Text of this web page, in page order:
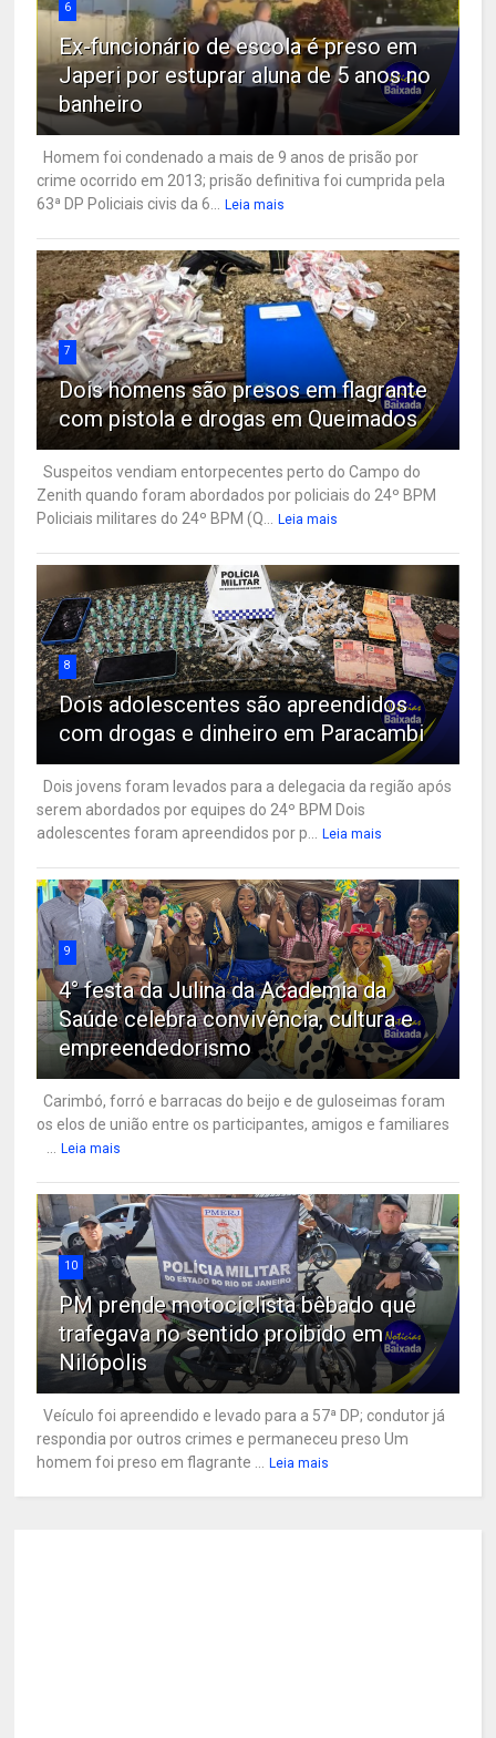
6
Ex-funcionário de escola é preso em
Japeri por estuprar aluna de 5 anos no
banheiro
Homem foi condenado a mais de 9 anos de prisão por
crime ocorrido em 2013; prisão definitiva foi cumprida pela
63ª DP Policiais civis da 6...
Leia mais
7
Dois homens são presos em flagrante
com pistola e drogas em Queimados
Suspeitos vendiam entorpecentes perto do Campo do
Zenith quando foram abordados por policiais do 24º BPM
Policiais militares do 24º BPM (Q...
Leia mais
8
Dois adolescentes são apreendidos
com drogas e dinheiro em Paracambi
Dois jovens foram levados para a delegacia da região após
serem abordados por equipes do 24º BPM Dois
adolescentes foram apreendidos por p...
Leia mais
9
4° festa da Julina da Academia da
Saúde celebra convivência, cultura e
empreendedorismo
Carimbó, forró e barracas do beijo e de guloseimas foram
os elos de união entre os participantes, amigos e familiares
Leia mais
10
PM prende motociclista bêbado que
trafegava no sentido proibido em
Nilópolis
Veículo foi apreendido e levado para a 57ª DP; condutor já
respondia por outros crimes e permaneceu preso Um
homem foi preso em flagrante ...
Leia mais